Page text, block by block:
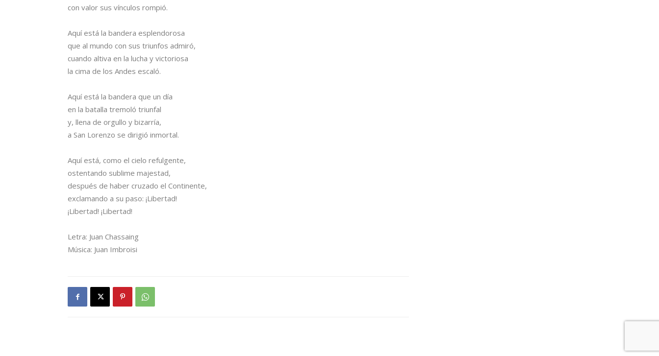
con valor sus vínculos rompió.
Aquí está la bandera esplendorosa
que al mundo con sus triunfos admiró,
cuando altiva en la lucha y victoriosa
la cima de los Andes escaló.
Aquí está la bandera que un día
en la batalla tremoló triunfal
y, llena de orgullo y bizarría,
a San Lorenzo se dirigió inmortal.
Aquí está, como el cielo refulgente,
ostentando sublime majestad,
después de haber cruzado el Continente,
exclamando a su paso: ¡Libertad!
¡Libertad! ¡Libertad!
Letra: Juan Chassaing
Música: Juan Imbroisi